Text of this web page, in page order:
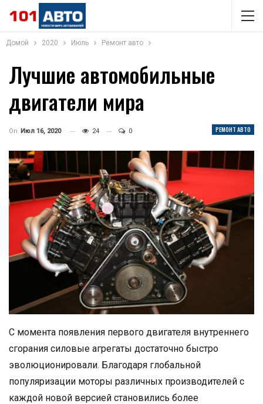
Домой 2020 Июль Ремонт авто
Лучшие автомобильные
двигатели мира
РЕМОНТ АВТО
On Июл 16, 2020 24 0
С момента появления первого двигателя внутреннего
сгорания силовые агрегаты достаточно быстро
эволюционировали. Благодаря глобальной
популяризации моторы различных производителей с
каждой новой версией становились более